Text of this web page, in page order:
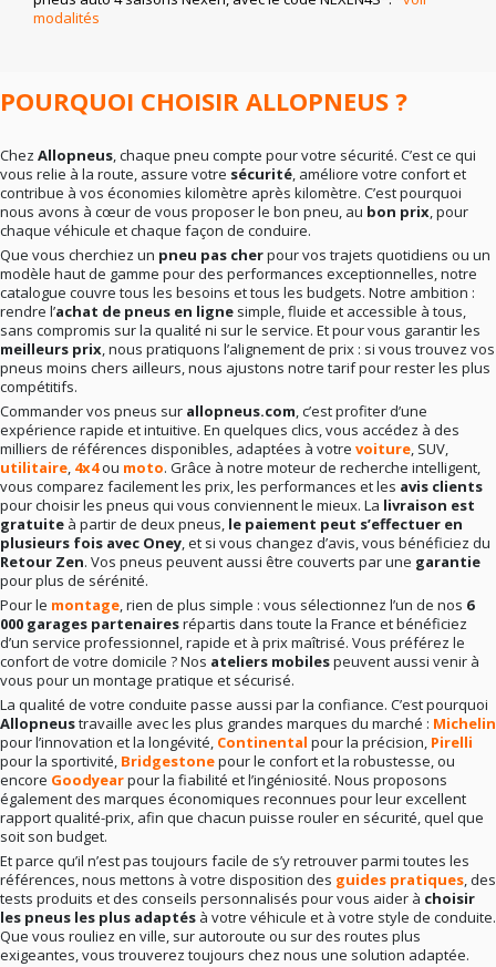
En résumé
modalités
POURQUOI CHOISIR ALLOPNEUS ?
Chez Allopneus, chaque pneu compte pour votre sécurité. C’est ce qui
vous relie à la route, assure votre sécurité, améliore votre confort et
contribue à vos économies kilomètre après kilomètre. C’est pourquoi
nous avons à cœur de vous proposer le bon pneu, au bon prix, pour
chaque véhicule et chaque façon de conduire.
Que vous cherchiez un pneu pas cherpour vos trajets quotidiens ou un
modèle haut de gamme pour des performances exceptionnelles, notre
catalogue couvre tous les besoins et tous les budgets. Notre ambition :
rendre l’achat de pneus en ligne simple, fluide et accessible à tous,
sans compromis sur la qualité ni sur le service. Et pour vous garantir les
meilleurs prix, nous pratiquons l’alignement de prix : si vous trouvez vos
pneus moins chers ailleurs, nous ajustons notre tarif pour rester les plus
compétitifs.
Commander vos pneus sur allopneus.com, c’est profiter d’une
expérience rapide et intuitive. En quelques clics, vous accédez à des
milliers de références disponibles, adaptées à votre voiture, SUV,
utilitaire, 4x4ou moto. Grâce à notre moteur de recherche intelligent,
vous comparez facilement les prix, les performances et les avis clients
pour choisir les pneus qui vous conviennent le mieux. La livraison est
gratuite à partir de deux pneus, le paiement peut s’effectuer en
plusieurs fois avec Oney, et si vous changez d’avis, vous bénéficiez du
Retour Zen. Vos pneus peuvent aussi être couverts par une garantie
pour plus de sérénité.
Pour le montage, rien de plus simple : vous sélectionnez l’un de nos 6
000 garages partenairesrépartis dans toute la France et bénéficiez
d’un service professionnel, rapide et à prix maîtrisé. Vous préférez le
confort de votre domicile ? Nos ateliers mobilespeuvent aussi venir à
vous pour un montage pratique et sécurisé.
La qualité de votre conduite passe aussi par la confiance. C’est pourquoi
Allopneustravaille avec les plus grandes marques du marché : Michelin
pour l’innovation et la longévité, Continental pour la précision, Pirelli
pour la sportivité, Bridgestonepour le confort et la robustesse, ou
encore Goodyearpour la fiabilité et l’ingéniosité. Nous proposons
également des marques économiques reconnues pour leur excellent
rapport qualité-prix, afin que chacun puisse rouler en sécurité, quel que
soit son budget.
Et parce qu’il n’est pas toujours facile de s’y retrouver parmi toutes les
références, nous mettons à votre disposition des guides pratiques, des
tests produits et des conseils personnalisés pour vous aider à choisir
les pneus les plus adaptés à votre véhicule et à votre style de conduite.
Que vous rouliez en ville, sur autoroute ou sur des routes plus
exigeantes, vous trouverez toujours chez nous une solution adaptée.